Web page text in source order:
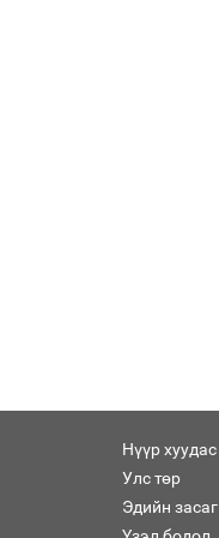
Нүүр хуудас
Улс төр
Эдийн засаг